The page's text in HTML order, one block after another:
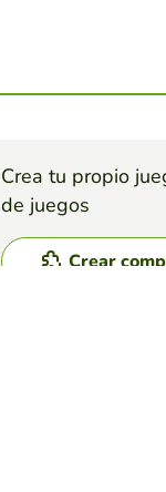
Crea tu propio
de juegos
Crear